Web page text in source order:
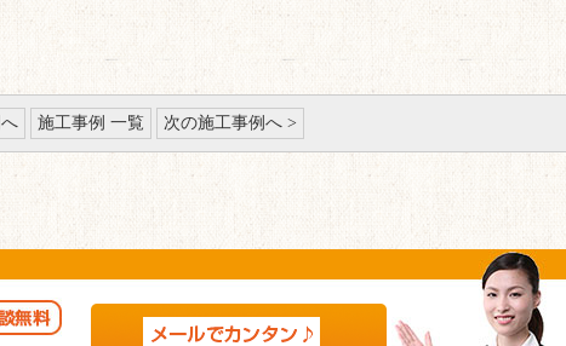
施工事例 一覧 次の施工事例へ >